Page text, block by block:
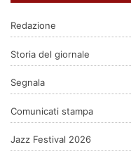
Redazione
Storia del giornale
Segnala
Comunicati stampa
Jazz Festival 2026